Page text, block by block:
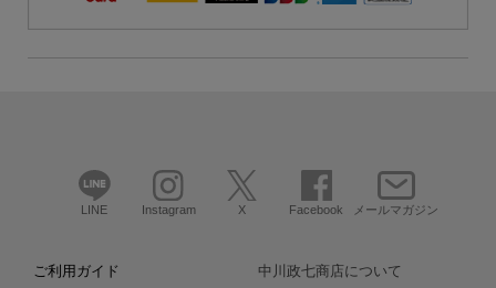
LINE Instagram X Facebook メールマガジン
ご利用ガイド 中川政七商店について